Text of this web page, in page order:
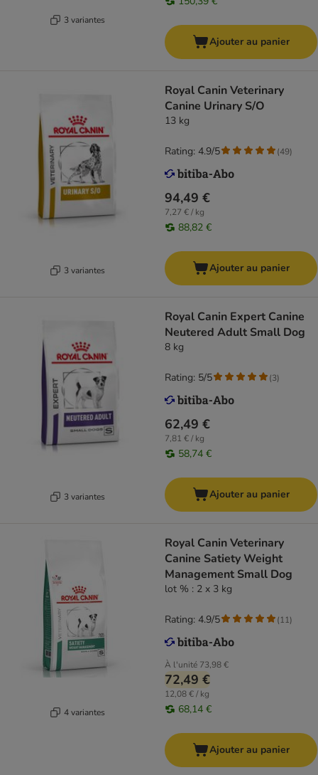
3 variantes
Ajouter au panier
3 variantes
Royal Canin Veterinary
Canine Urinary S/O
13 kg
94,49 €
7,27 € / kg
88,82 €
Rating: 4.9/5 (49)
Ajouter au panier
3 variantes
Royal Canin Expert Canine
Neutered Adult Small Dog
8 kg
62,49 €
7,81 € / kg
58,74 €
Rating: 5/5 (3)
Ajouter au panier
4 variantes
Royal Canin Veterinary
Canine Satiety Weight
Management Small Dog
lot % : 2 x 3 kg
À l'unité 73,98 €
72,49 €
12,08 € / kg
68,14 €
Rating: 4.9/5 (11)
Ajouter au panier